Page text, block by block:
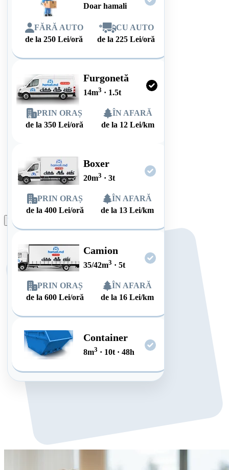
Doar hamali
FĂRĂ AUTO
de la250 Lei/oră
*
CU AUTO
de la225 Lei/oră
Furgonetă
14m3 · 1.5t
PRIN ORAȘ
de la 350 Lei/oră
ÎN AFARĂ
de la 12 Lei/km
Boxer
20m3 · 3t
PRIN ORAȘ
de la400 Lei/oră
ÎN AFARĂ
de la 13 Lei/km
Camion
35/42m3 · 5t
PRIN ORAȘ
de la600 Lei/oră
ÎN AFARĂ
de la 16 Lei/km
Container
8m3 · 10t · 48h
Plasează comanda